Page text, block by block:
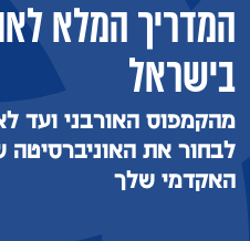
המדריך המלא
בישראל
מהקמפוס האורבני ועד
לבחור את
האקדמי שלך